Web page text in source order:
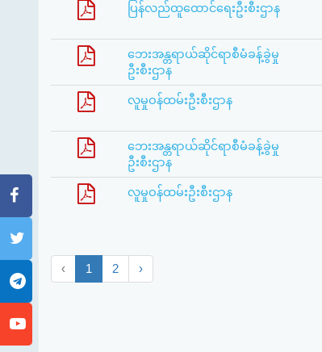
ပြန်လည်ထူထောင်ရေးဦးစီးဌာန
ဘေးအန္တရာယ်ဆိုင်ရာစီမံခန့်ခွဲမှု
ဦးစီးဌာန
လူမှုဝန်ထမ်းဦးစီးဌာန
ဘေးအန္တရာယ်ဆိုင်ရာစီမံခန့်ခွဲမှု
ဦးစီးဌာန
လူမှုဝန်ထမ်းဦးစီးဌာန
‹ 1 2 ›